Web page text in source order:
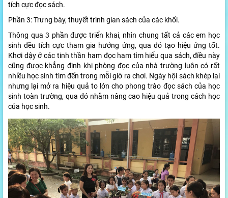
tích cực đọc sách.
Phần 3: Trưng bày, thuyết trình gian sách của các khối.
Thông qua 3 phần được triển khai, nhìn chung tất cả các em học
sinh đều tích cực tham gia hưởng ứng, qua đó tạo hiệu ứng tốt.
Khơi dậy ở các tinh thần ham đọc ham tìm hiểu qua sách, điều này
cũng được khẳng định khi phòng đọc của nhà trường luôn có rất
nhiều học sinh tìm đến trong mỗi giờ ra chơi. Ngày hội sách khép lại
nhưng lại mở ra hiệu quả to lớn cho phong trào đọc sách của học
sinh toàn trường, qua đó nhằm nâng cao hiệu quả trong cách học
của học sinh.